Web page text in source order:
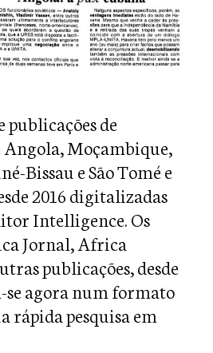
publicações de
Moçambique,
Bissau e São Tomé e
2016 digitalizadas
Intelligence. Os
Jornal, Africa
publicações, desde
se agora num formato
rápida pesquisa em